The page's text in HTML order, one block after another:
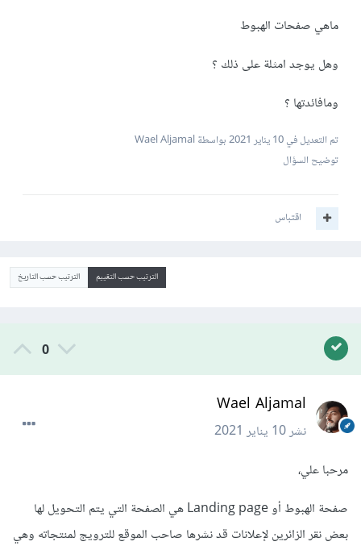
ماهي صفحات الهبوط
وهل يوجد امثلة على ذلك ؟
ومافائدتها ؟
تم التعديل في10 يناير 2021
بواسطة Wael Aljamal
توضيح السؤال
اقتباس
الترتيب حسب التقييم الترتيب حسب التاريخ
0
Wael Aljamal
نشر10 يناير 2021
مرحبا علي،
صفحة الهبوط أو Landing page هي الصفحة التي يتم التحويل لها
بعض نقر الزائرين لإعلانات قد نشرها صاحب الموقع للترويج لمنتجاته وهي